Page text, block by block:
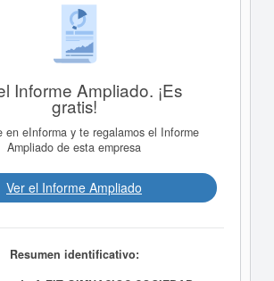
Informe Ampliado. ¡Es
gratis!
en eInforma y te regalamos el Informe
Ampliado de esta empresa
Ver el Informe Ampliado
Resumen identificativo: